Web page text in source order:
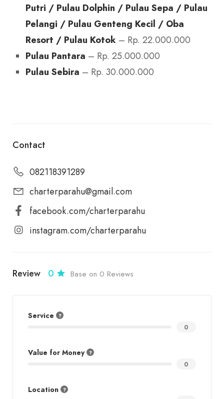
Putri / Pulau Dolphin / Pulau Sepa / Pulau
Pelangi / Pulau Genteng Kecil / Oba
Resort / Pulau Kotok – Rp. 22.000.000
Pulau Pantara – Rp. 25.000.000
Pulau Sebira – Rp. 30.000.000
Contact
082118391289
charterparahu@gmail.com
facebook.com/charterparahu
instagram.com/charterparahu
Review 0 Base on 0 Reviews
Service
0
Value for Money
0
Location